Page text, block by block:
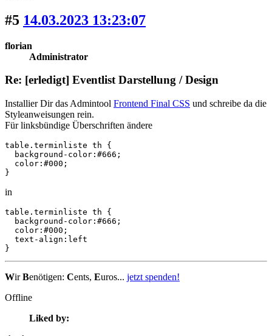
#5 14.03.2023 13:23:07
florian
Administrator
Re: [erledigt] Eventlist Darstellung / Design
Installier Dir das Admintool Frontend Final CSS und schreibe da die
Styleanweisungen rein.
Für linksbündige Überschriften ändere
table.terminliste th {
  background-color:#666;
  color:#000;
}
in
table.terminliste th {
  background-color:#666;
  color:#000;
  text-align:left
}
WirBenötigen: Cents, Euros... jetzt spenden!
Offline
Liked by: